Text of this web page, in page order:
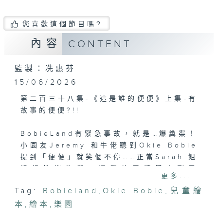
您喜歡這個節目嗎?
內容 CONTENT
監製：冼惠芬
15/06/2026
第二百三十八集-《這是誰的便便》上集-有
故事的便便?!!
BobieLand有緊急事故，就是…爆糞渠！
小園友Jeremy 和牛佬聽到Okie Bobie
提到「便便」就笑個不停……正當Sarah 姐
BobieLand，原來他有很多關於便便的見
聞和故事可以跟小朋友分享。
更多...
Tag: Bobieland , Okie Bobie , 兒童繪
本 ,繪本 ,樂園